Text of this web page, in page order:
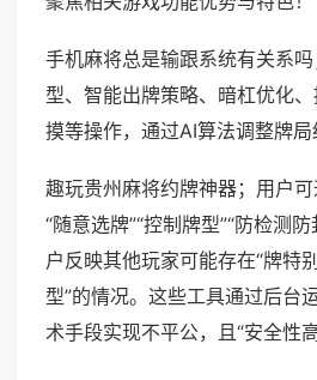
手机麻将总是输跟系统有关系
型、智能出牌策略、暗杠优化
摸等操作，通过AI算法调整牌局
趣玩贵州麻将约牌神器；用户
“随意选牌”“控制牌型”“防检测
户反映其他玩家可能存在“牌特
型”的情况。这些工具通过后台
术手段实现不平公，且“安全性高